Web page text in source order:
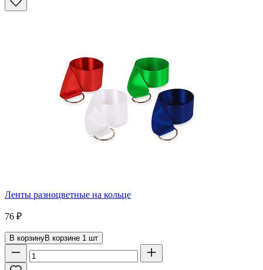
Ленты разноцветные на кольце
76 ₽
В корзинуВ корзине 1 шт